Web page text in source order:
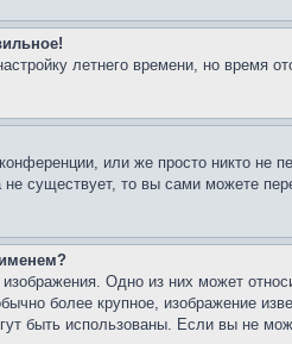
летнего времени, но время
или же просто никто не
не существует, то вы сами можете
Одно из них может
более крупное, изображение
быть использованы. Если вы не